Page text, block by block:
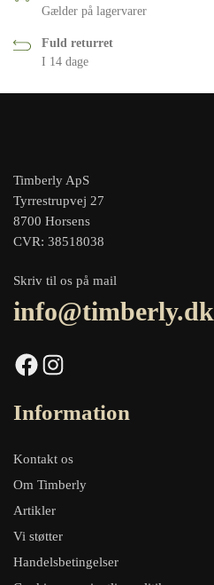
Gælder på lagervarer
Fuld returret
I 14 dage
Timberly ApS
Tyrrestrupvej 27
8700 Horsens
CVR: 38518038
Skriv til os på mail
info@timberly.dk
Facebook Instagram
Information
Kontakt os
Om Timberly
Artikler
Vi støtter
Handelsbetingelser